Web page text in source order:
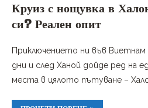
Круиз с нощувка в
си? Реален опит
Приключението ни във Виетнам
дни и след Ханой дойде ред на
места в цялото пътуване –